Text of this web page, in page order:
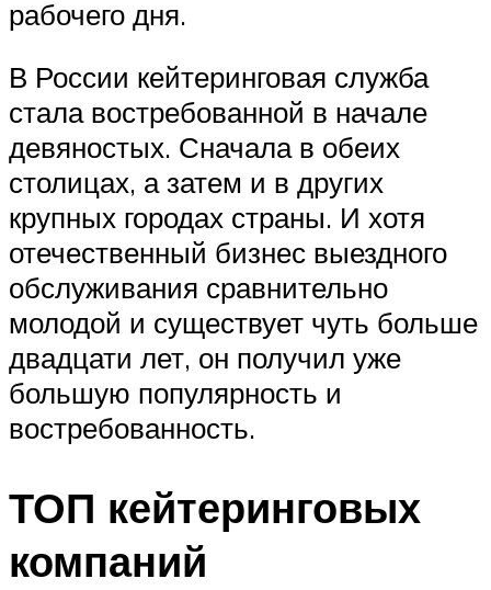
рабочего дня.
В России кейтеринговая служба
стала востребованной в начале
девяностых. Сначала в обеих
столицах, а затем и в других
крупных городах страны. И хотя
отечественный бизнес выездного
обслуживания сравнительно
молодой и существует чуть больше
двадцати лет, он получил уже
большую популярность и
востребованность.
ТОП кейтеринговых
компаний